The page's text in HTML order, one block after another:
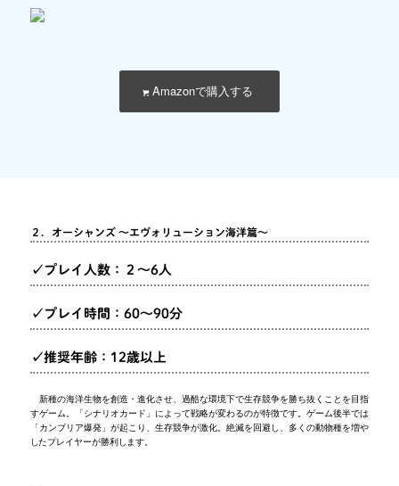
Amazonで購入する
２．オーシャンズ ～エヴォリューション海洋篇～
✓プレイ人数：２～6人
✓プレイ時間：60～90分
✓推奨年齢：12歳以上
新種の海洋生物を創造・進化させ、過酷な環境下で生存競争を勝ち抜くことを目指
すゲーム。「シナリオカード」によって戦略が変わるのが特徴です。ゲーム後半では
「カンブリア爆発」が起こり、生存競争が激化。絶滅を回避し、多くの動物種を増や
したプレイヤーが勝利します。